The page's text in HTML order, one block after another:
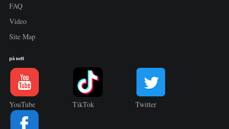
FAQ
Video
Site Map
på nett
YouTube TikTok Twitter